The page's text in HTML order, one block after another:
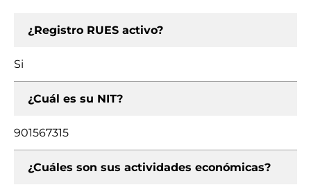
¿Registro RUES activo?
Si
¿Cuál es su NIT?
901567315
¿Cuáles son sus actividades económicas?